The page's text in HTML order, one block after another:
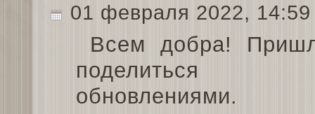
01 февраля 2022,
Всем добра!
поделиться
обновлениями.